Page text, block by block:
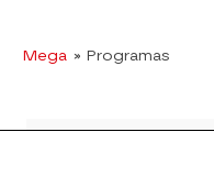
Mega » Programas